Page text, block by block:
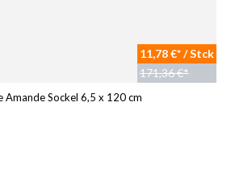
11,78 €* / Stck
171,36 €*
Amande Sockel 6,5 x 120 cm